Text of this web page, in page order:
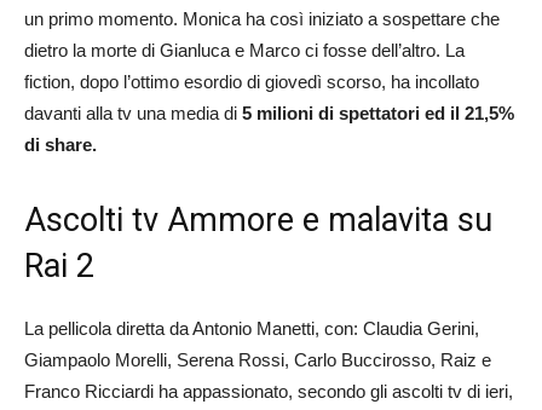
un primo momento. Monica ha così iniziato a sospettare che
dietro la morte di Gianluca e Marco ci fosse dell’altro. La
fiction, dopo l’ottimo esordio di giovedì scorso, ha incollato
davanti alla tv una media di 5 milioni di spettatori ed il 21,5%
di share.
Ascolti tv Ammore e malavita su
Rai 2
La pellicola diretta da Antonio Manetti, con: Claudia Gerini,
Giampaolo Morelli, Serena Rossi, Carlo Buccirosso, Raiz e
Franco Ricciardi ha appassionato, secondo gli ascolti tv di ieri,